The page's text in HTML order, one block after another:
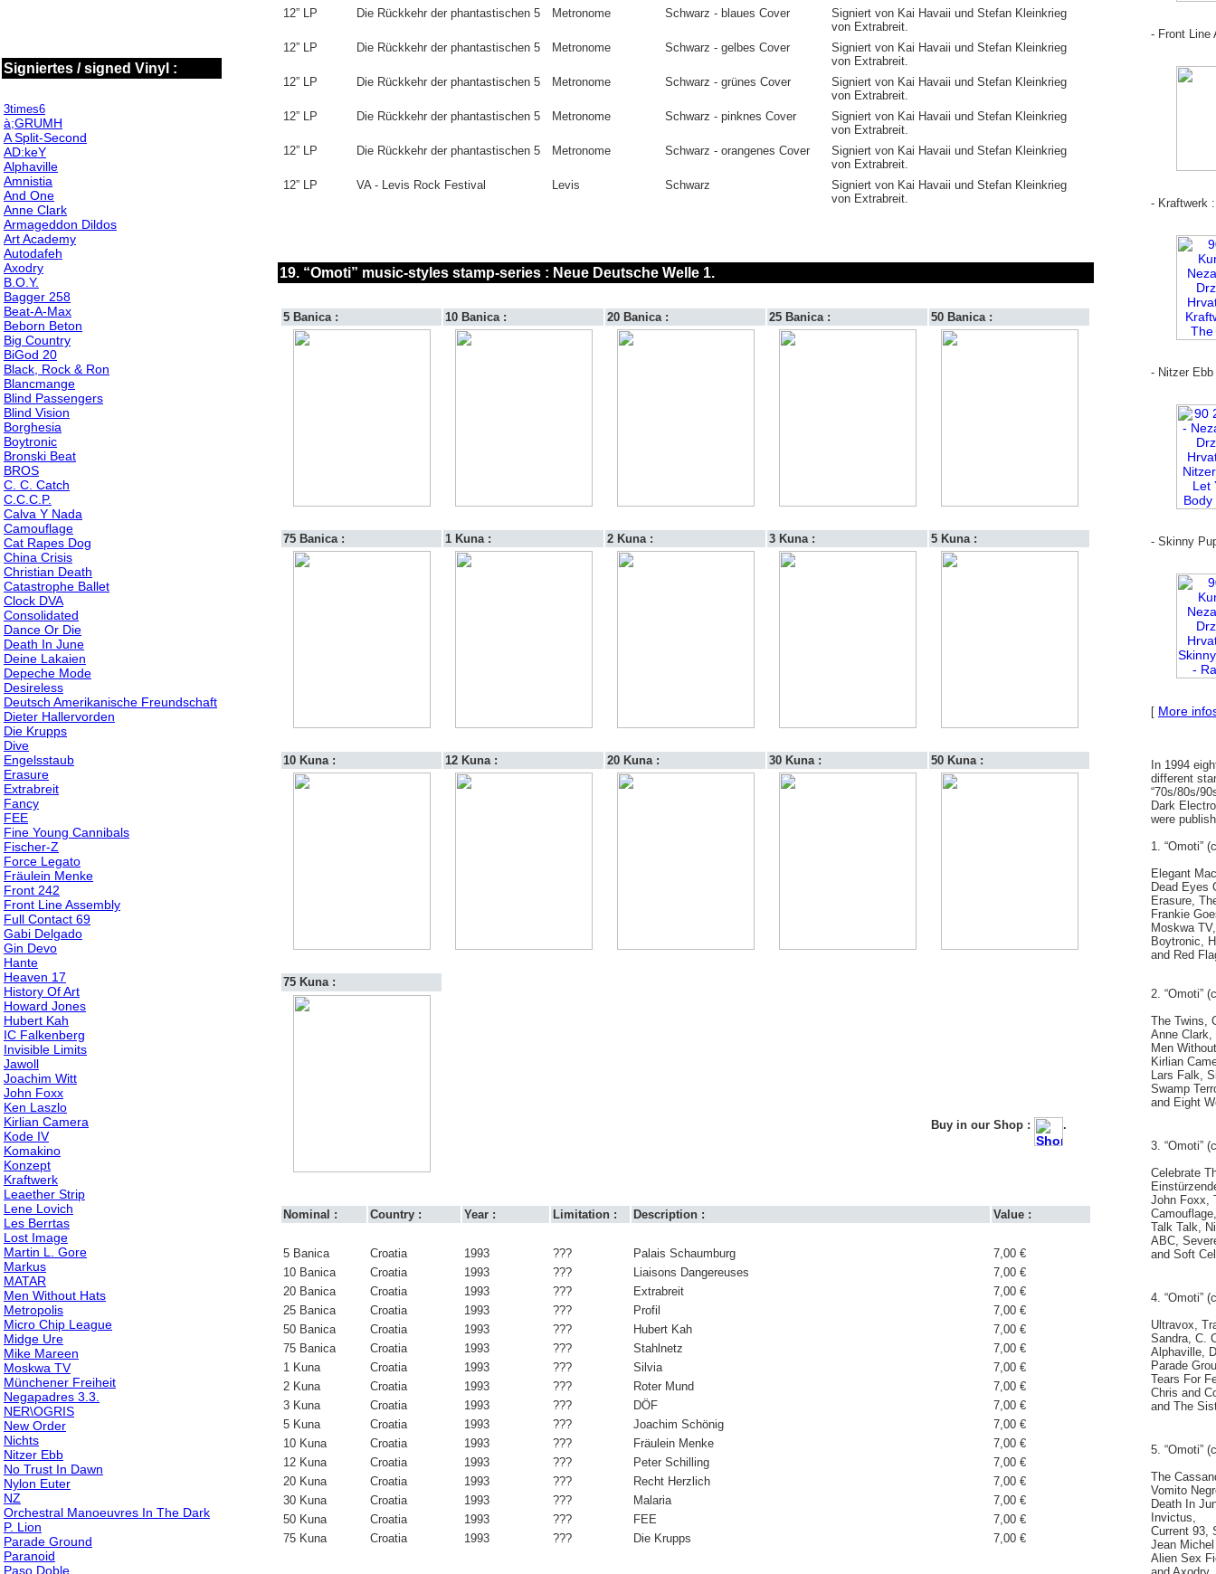
Signiertes / signed Vinyl :
3times6
à;GRUMH
A Split-Second
AD:keY
Alphaville
Amnistia
And One
Anne Clark
Armageddon Dildos
Art Academy
Autodafeh
Axodry
B.O.Y.
Bagger 258
Beat-A-Max
Beborn Beton
Big Country
BiGod 20
Black, Rock & Ron
Blancmange
Blind Passengers
Blind Vision
Borghesia
Boytronic
Bronski Beat
BROS
C. C. Catch
C.C.C.P.
Calva Y Nada
Camouflage
Cat Rapes Dog
China Crisis
Christian Death
Catastrophe Ballet
Clock DVA
Consolidated
Dance Or Die
Death In June
Deine Lakaien
Depeche Mode
Desireless
Deutsch Amerikanische Freundschaft
Dieter Hallervorden
Die Krupps
Dive
Engelsstaub
Erasure
Extrabreit
Fancy
FEE
Fine Young Cannibals
Fischer-Z
Force Legato
Fräulein Menke
Front 242
Front Line Assembly
Full Contact 69
Gabi Delgado
Gin Devo
Hante
Heaven 17
History Of Art
Howard Jones
Hubert Kah
IC Falkenberg
Invisible Limits
Jawoll
Joachim Witt
John Foxx
Ken Laszlo
Kirlian Camera
Kode IV
Komakino
Konzept
Kraftwerk
Leaether Strip
Lene Lovich
Les Berrtas
Lost Image
Martin L. Gore
Markus
MATAR
Men Without Hats
Metropolis
Micro Chip League
Midge Ure
Mike Mareen
Moskwa TV
Münchener Freiheit
Negapadres 3.3.
NER\OGRIS
New Order
Nichts
Nitzer Ebb
No Trust In Dawn
Nylon Euter
NZ
Orchestral Manoeuvres In The Dark
P. Lion
Parade Ground
Paranoid
Paso Doble
12” LP
Die Rückkehr der phantastischen 5 Metronome Schwarz - blaues Cover
Signiert von Kai Havaii und Stefan Kleinkrieg
von Extrabreit.
12” LP
Die Rückkehr der phantastischen 5 Metronome Schwarz - gelbes Cover
Signiert von Kai Havaii und Stefan Kleinkrieg
von Extrabreit.
12” LP
Die Rückkehr der phantastischen 5 Metronome Schwarz - grünes Cover
Signiert von Kai Havaii und Stefan Kleinkrieg
von Extrabreit.
12” LP
Die Rückkehr der phantastischen 5 Metronome Schwarz - pinknes Cover
Signiert von Kai Havaii und Stefan Kleinkrieg
von Extrabreit.
12” LP
Die Rückkehr der phantastischen 5 Metronome Schwarz - orangenes Cover
Signiert von Kai Havaii und Stefan Kleinkrieg
von Extrabreit.
12” LP
VA - Levis Rock Festival Levis Schwarz
Signiert von Kai Havaii und Stefan Kleinkrieg
von Extrabreit.
19. “Omoti” music-styles stamp-series : Neue Deutsche Welle 1.
5 Banica : 10 Banica : 20 Banica : 25 Banica : 50 Banica :
75 Banica : 1 Kuna : 2 Kuna : 3 Kuna : 5 Kuna :
10 Kuna : 12 Kuna : 20 Kuna : 30 Kuna : 50 Kuna :
75 Kuna :
Buy in our Shop : .
Nominal : Country : Year : Limitation : Description : Value :
5 Banica Croatia 1993 ??? Palais Schaumburg
7,00 €
10 Banica
Croatia 1993 ??? Liaisons Dangereuses
7,00 €
20 Banica
Croatia 1993 ??? Extrabreit
7,00 €
25 Banica
Croatia 1993 ??? Profil
7,00 €
50 Banica
Croatia 1993 ??? Hubert Kah
7,00 €
75 Banica
Croatia 1993 ??? Stahlnetz
7,00 €
1 Kuna
Croatia 1993 ??? Silvia
7,00 €
2 Kuna
Croatia 1993 ??? Roter Mund
7,00 €
3 Kuna
Croatia 1993 ??? DÖF
7,00 €
5 Kuna
Croatia 1993 ??? Joachim Schönig
7,00 €
10 Kuna
Croatia 1993 ??? Fräulein Menke
7,00 €
12 Kuna
Croatia 1993 ??? Peter Schilling
7,00 €
20 Kuna
Croatia 1993 ??? Recht Herzlich
7,00 €
30 Kuna
Croatia 1993 ??? Malaria
7,00 €
50 Kuna
Croatia 1993 ??? FEE
7,00 €
75 Kuna
Croatia 1993 ??? Die Krupps 7,00 €
- Front Line
- Kraftwerk :
- Nitzer Ebb
- Skinny
[ More
In 1994
different
“70s/80s/
Dark
were
1. “Omoti”
Elegant
Dead Eyes
Erasure,
Frankie
Moskwa
Boytronic,
and Red
2. “Omoti”
The Twins,
Anne Clark,
Men
Kirlian
Lars Falk,
Swamp
and Eight
3. “Omoti”
Celebrate
John Foxx,
Talk Talk,
ABC,
and Soft
4. “Omoti”
Ultravox,
Sandra, C.
Alphaville,
Parade
Tears For
Chris and
and The
5. “Omoti”
The
Vomito
Death In
Invictus,
Current 93,
Jean
Alien Sex